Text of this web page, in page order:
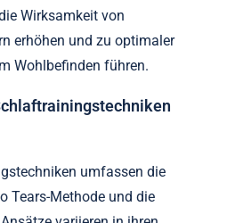
Wirksamkeit von
erhöhen und zu optimaler
Wohlbefinden führen.
umfassen die
Tears-Methode und die